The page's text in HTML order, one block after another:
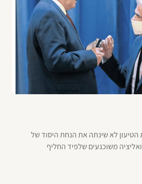
לא שינתה את הנחת היסוד של
משוכנעים שלפיד החליף